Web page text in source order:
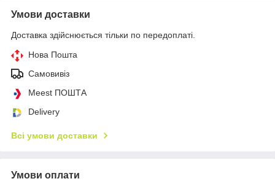
Умови доставки
Доставка здійснюється тільки по передоплаті.
Нова Пошта
Самовивіз
Meest ПОШТА
Delivery
Всі умови доставки
Умови оплати